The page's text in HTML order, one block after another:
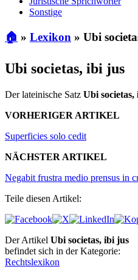
Sonstige
🏠 » Lexikon » Ubi
Ubi societas, ibi jus
Der lateinische Satz Ubi societas,
VORHERIGER ARTIKEL
Superficies solo cedit
NÄCHSTER ARTIKEL
Negabit frustra medio prensus in
Teile diesen Artikel:
Der Artikel Ubi societas, ibi jus
befindet sich in der Kategorie:
Rechtslexikon